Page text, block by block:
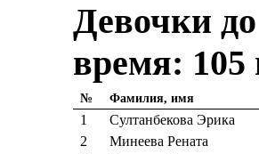
Девочки
время: 105
№ Фамилия, имя
1 Султанбекова Эрика
2
Минеева Рената